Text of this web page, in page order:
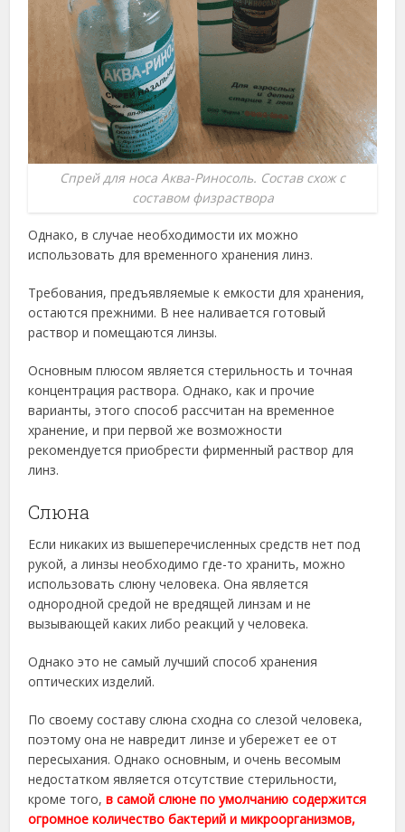
Спрей для носа Аква-Риносоль. Состав схож с
составом физраствора
Однако, в случае необходимости их можно
использовать для временного хранения линз.
Требования, предъявляемые к емкости для хранения,
остаются прежними. В нее наливается готовый
раствор и помещаются линзы.
Основным плюсом является стерильность и точная
концентрация раствора. Однако, как и прочие
варианты, этого способ рассчитан на временное
хранение, и при первой же возможности
рекомендуется приобрести фирменный раствор для
линз.
Слюна
Если никаких из вышеперечисленных средств нет под
рукой, а линзы необходимо где-то хранить, можно
использовать слюну человека. Она является
однородной средой не вредящей линзам и не
вызывающей каких либо реакций у человека.
Однако это не самый лучший способ хранения
оптических изделий.
По своему составу слюна сходна со слезой человека,
поэтому она не навредит линзе и убережет ее от
пересыхания. Однако основным, и очень весомым
недостатком является отсутствие стерильности,
кроме того,в самой слюне по умолчанию содержится
огромное количество бактерий и микроорганизмов,